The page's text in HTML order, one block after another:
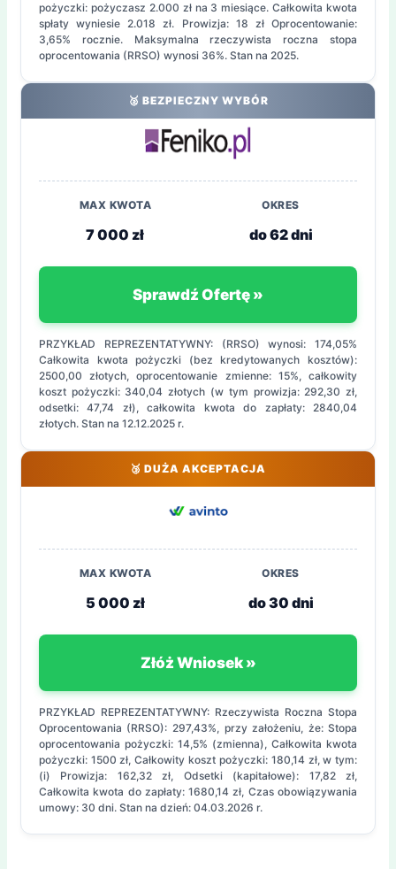
pożyczki: pożyczasz 2.000 zł na 3 miesiące. Całkowita kwota
spłaty wyniesie 2.018 zł. Prowizja: 18 zł Oprocentowanie:
3,65% rocznie. Maksymalna rzeczywista roczna stopa
oprocentowania (RRSO) wynosi 36%. Stan na 2025.
🥈 BEZPIECZNY WYBÓR
MAX KWOTA
7 000 zł
OKRES
do 62 dni
Sprawdź Ofertę »
PRZYKŁAD REPREZENTATYWNY: (RRSO) wynosi: 174,05%
Całkowita kwota pożyczki (bez kredytowanych kosztów):
2500,00 złotych, oprocentowanie zmienne: 15%, całkowity
koszt pożyczki: 340,04 złotych (w tym prowizja: 292,30 zł,
odsetki: 47,74 zł), całkowita kwota do zapłaty: 2840,04
złotych. Stan na 12.12.2025 r.
🥉 DUŻA AKCEPTACJA
MAX KWOTA
5 000 zł
OKRES
do 30 dni
Złóż Wniosek »
PRZYKŁAD REPREZENTATYWNY: Rzeczywista Roczna Stopa
Oprocentowania (RRSO): 297,43%, przy założeniu, że: Stopa
oprocentowania pożyczki: 14,5% (zmienna), Całkowita kwota
pożyczki: 1500 zł, Całkowity koszt pożyczki: 180,14 zł, w tym:
(i) Prowizja: 162,32 zł, Odsetki (kapitałowe): 17,82 zł,
Całkowita kwota do zapłaty: 1680,14 zł, Czas obowiązywania
umowy: 30 dni. Stan na dzień: 04.03.2026 r.